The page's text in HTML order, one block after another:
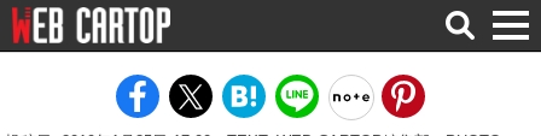
検
索